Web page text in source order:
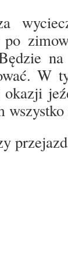
po
W
okazji
wszystko